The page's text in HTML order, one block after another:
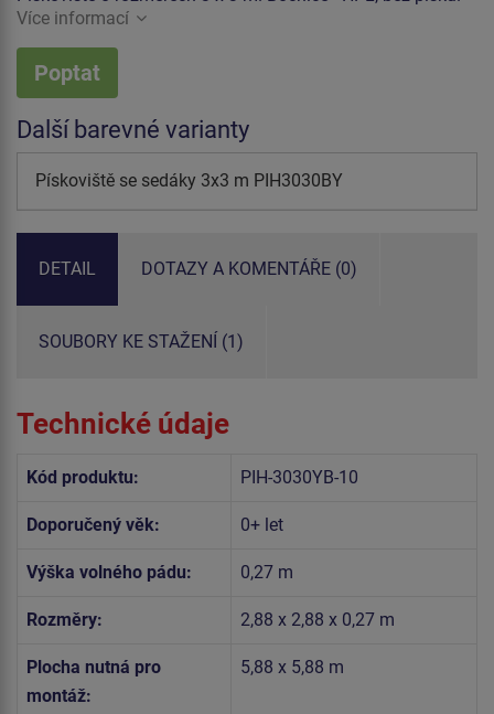
Více informací
Poptat
Další barevné varianty
Pískoviště se sedáky 3x3 m PIH3030BY
DETAIL DOTAZY A KOMENTÁŘE (0)
SOUBORY KE STAŽENÍ (1)
Technické údaje
Kód produktu: PIH-3030YB-10
Doporučený věk: 0+ let
Výška volného pádu: 0,27 m
Rozměry: 2,88 x 2,88 x 0,27 m
Plocha nutná pro
montáž:
5,88 x 5,88 m